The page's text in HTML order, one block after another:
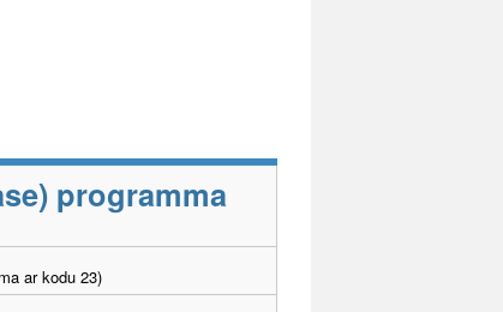
programma
ar kodu 23)